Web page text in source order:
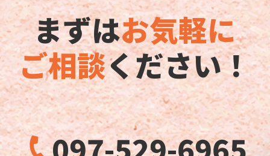
まずはお気軽に
ご相談ください！